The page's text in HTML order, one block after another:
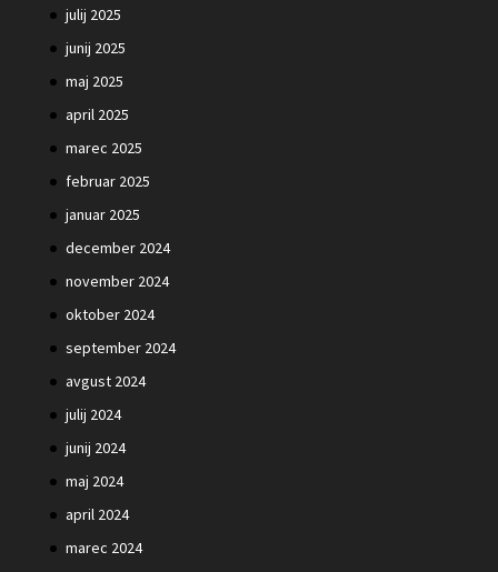
julij 2025
junij 2025
maj 2025
april 2025
marec 2025
februar 2025
januar 2025
december 2024
november 2024
oktober 2024
september 2024
avgust 2024
julij 2024
junij 2024
maj 2024
april 2024
marec 2024